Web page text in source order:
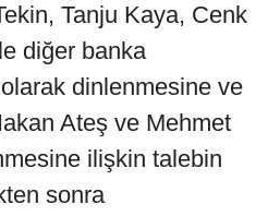
Tanju Kaya, Cenk
diğer banka
olarak dinlenmesine ve
Ateş ve Mehmet
ilişkin talebin
sonra